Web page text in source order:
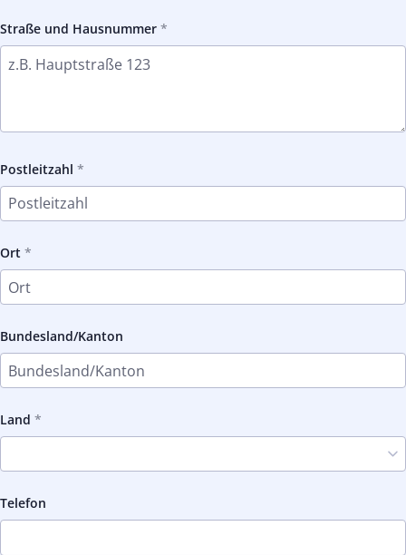
Straße und Hausnummer
Postleitzahl
Ort
Bundesland/Kanton
Land
Telefon